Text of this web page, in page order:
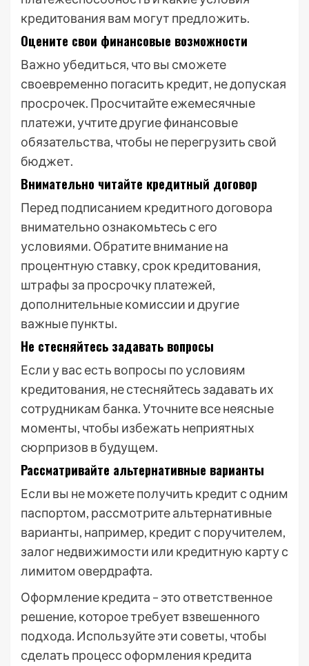
кредитования вам могут предложить.
Оцените свои финансовые возможности
Важно убедиться, что вы сможете
своевременно погасить кредит, не допуская
просрочек. Просчитайте ежемесячные
платежи, учтите другие финансовые
обязательства, чтобы не перегрузить свой
бюджет.
Внимательно читайте кредитный договор
Перед подписанием кредитного договора
внимательно ознакомьтесь с его
условиями. Обратите внимание на
процентную ставку, срок кредитования,
штрафы за просрочку платежей,
дополнительные комиссии и другие
важные пункты.
Не стесняйтесь задавать вопросы
Если у вас есть вопросы по условиям
кредитования, не стесняйтесь задавать их
сотрудникам банка. Уточните все неясные
моменты, чтобы избежать неприятных
сюрпризов в будущем.
Рассматривайте альтернативные варианты
Если вы не можете получить кредит с одним
паспортом, рассмотрите альтернативные
варианты, например, кредит с поручителем,
залог недвижимости или кредитную карту с
лимитом овердрафта.
Оформление кредита – это ответственное
решение, которое требует взвешенного
подхода. Используйте эти советы, чтобы
сделать процесс оформления кредита